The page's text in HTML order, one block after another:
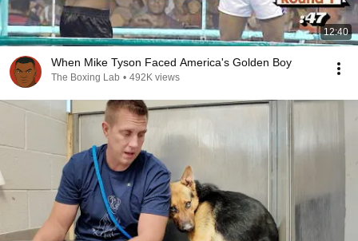
12:40
When Mike Tyson Faced America's Golden Boy
The Boxing Lab • 492K views